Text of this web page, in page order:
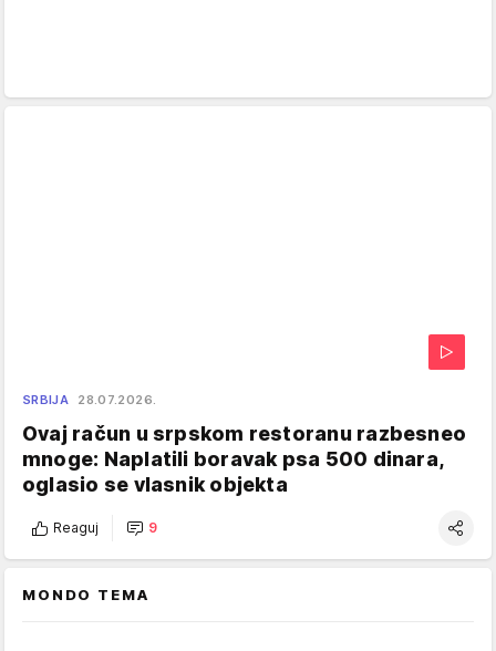
SRBIJA 28.07.2026.
Ovaj račun u srpskom restoranu razbesneo
mnoge: Naplatili boravak psa 500 dinara,
oglasio se vlasnik objekta
Reaguj 9
MONDO TEMA